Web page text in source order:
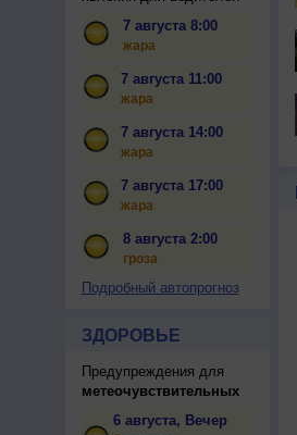
7 августа 8:00
жара
7 августа 11:00
жара
7 августа 14:00
жара
7 августа 17:00
жара
8 августа 2:00
гроза
Подробный автопрогноз
ЗДОРОВЬЕ
Предупреждения для
метеочувствительных
6 августа, Вечер